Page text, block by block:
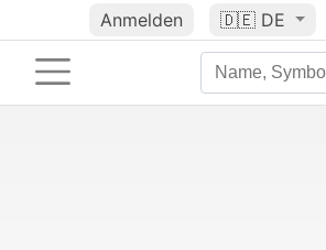
Anmelden 🇩🇪 DE